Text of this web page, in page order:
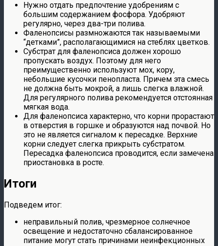
Нужно отдать предпочтение удобрениям с
большим содержанием фосфора. Удобряют
регулярно, через два-три полива.
Фаленопсисы размножаются так называемыми
“детками”, располагающимися на стеблях цветков.
Субстрат для фаленопсиса должен хорошо
пропускать воздух. Поэтому для него
преимущественно используют мох, кору,
небольшие кусочки пенопласта. Причем эта смесь
не должна быть мокрой, а лишь слегка влажной.
Для регулярного полива рекомендуется отстоянная
мягкая вода.
Для фаленопсиса характерно, что корни прорастают
в отверстия в горшке и образуются над почвой. Но
это не является сигналом к пересадке. Верхние
корни следует слегка прикрыть субстратом.
Пересадка фаленопсиса проводится, если замечена
приостановка в росте.
Итоги
Подведем итог:
неправильный полив, чрезмерное солнечное
освещение и недостаточно сбалансированное
питание могут стать причинами неинфекционных